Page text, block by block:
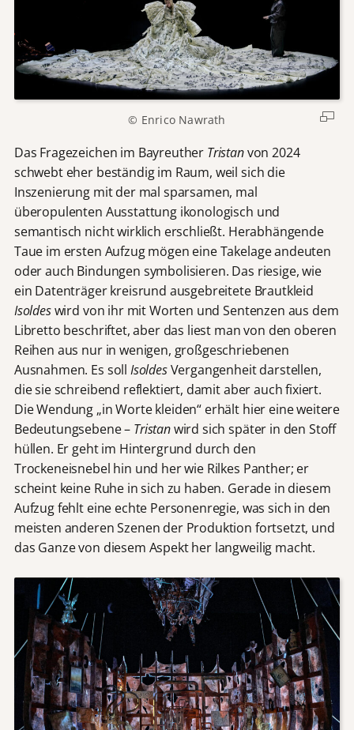
© Enrico Nawrath
Das Fragezeichen im Bayreuther Tristanvon 2024
schwebt eher beständig im Raum, weil sich die
Inszenierung mit der mal sparsamen, mal
überopulenten Ausstattung ikonologisch und
semantisch nicht wirklich erschließt. Herabhängende
Taue im ersten Aufzug mögen eine Takelage andeuten
oder auch Bindungen symbolisieren. Das riesige, wie
ein Datenträger kreisrund ausgebreitete Brautkleid
Isoldeswird von ihr mit Worten und Sentenzen aus dem
Libretto beschriftet, aber das liest man von den oberen
Reihen aus nur in wenigen, großgeschriebenen
Ausnahmen. Es soll IsoldesVergangenheit darstellen,
die sie schreibend reflektiert, damit aber auch fixiert.
Die Wendung „in Worte kleiden“ erhält hier eine weitere
Bedeutungsebene – Tristanwird sich später in den Stoff
hüllen. Er geht im Hintergrund durch den
Trockeneisnebel hin und her wie Rilkes Panther; er
scheint keine Ruhe in sich zu haben. Gerade in diesem
Aufzug fehlt eine echte Personenregie, was sich in den
meisten anderen Szenen der Produktion fortsetzt, und
das Ganze von diesem Aspekt her langweilig macht.